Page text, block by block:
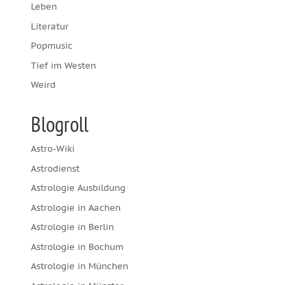
Leben
Literatur
Popmusic
Tief im Westen
Weird
Blogroll
Astro-Wiki
Astrodienst
Astrologie Ausbildung
Astrologie in Aachen
Astrologie in Berlin
Astrologie in Bochum
Astrologie in München